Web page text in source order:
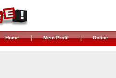
Home Mein Profil Online